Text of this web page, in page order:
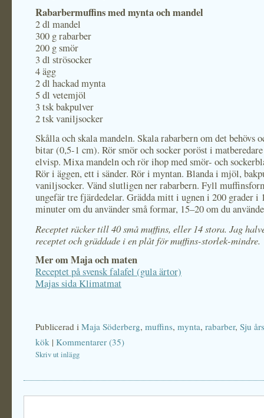
Rabarbermuffins med mynta och mandel
2 dl mandel
300 g rabarber
200 g smör
3 dl strösocker
4 ägg
2 dl hackad mynta
5 dl vetemjöl
3 tsk bakpulver
2 tsk vaniljsocker
Skålla och skala mandeln. Skala rabarbern om det behövs
bitar (0,5-1 cm). Rör smör och socker poröst i
elvisp. Mixa mandeln och rör ihop med smör- och
Rör i äggen, ett i sänder. Rör i myntan. Blanda i mjöl,
vaniljsocker. Vänd slutligen ner rabarbern. Fyll
ungefär tre fjärdedelar. Grädda mitt i ugnen i 200 grader i
minuter om du använder små formar, 15–20 om du
Receptet räcker till 40 små muffins, eller 14 stora. Jag
receptet och gräddade i en plåt för muffins-storlek-mindre.
Mer om Maja och maten
Receptet på svensk falafel (gula ärtor)
Majas sida Klimatmat
Publicerad i Maja Söderberg, muffins, mynta, rabarber, Sju
kök | Kommentarer (35)
Skriv ut inlägg